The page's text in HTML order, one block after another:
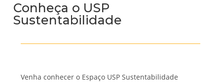
Conheça o USP
Sustentabilidade
Venha conhecer o Espaço USP Sustentabilidade